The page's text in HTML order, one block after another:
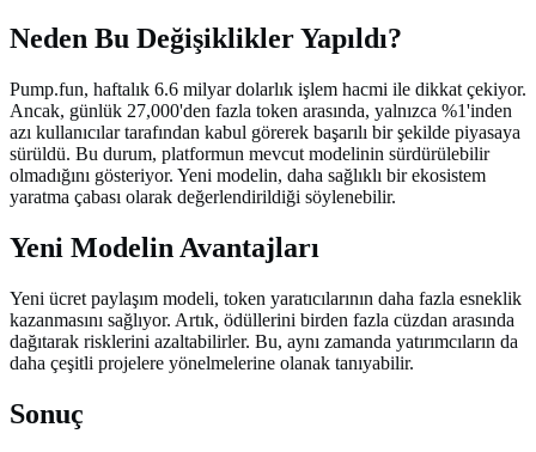
Neden Bu Değişiklikler Yapıldı?
Pump.fun, haftalık 6.6 milyar dolarlık işlem hacmi ile dikkat çekiyor.
Ancak, günlük 27,000'den fazla token arasında, yalnızca %1'inden
azı kullanıcılar tarafından kabul görerek başarılı bir şekilde piyasaya
sürüldü. Bu durum, platformun mevcut modelinin sürdürülebilir
olmadığını gösteriyor. Yeni modelin, daha sağlıklı bir ekosistem
yaratma çabası olarak değerlendirildiği söylenebilir.
Yeni Modelin Avantajları
Yeni ücret paylaşım modeli, token yaratıcılarının daha fazla esneklik
kazanmasını sağlıyor. Artık, ödüllerini birden fazla cüzdan arasında
dağıtarak risklerini azaltabilirler. Bu, aynı zamanda yatırımcıların da
daha çeşitli projelere yönelmelerine olanak tanıyabilir.
Sonuç